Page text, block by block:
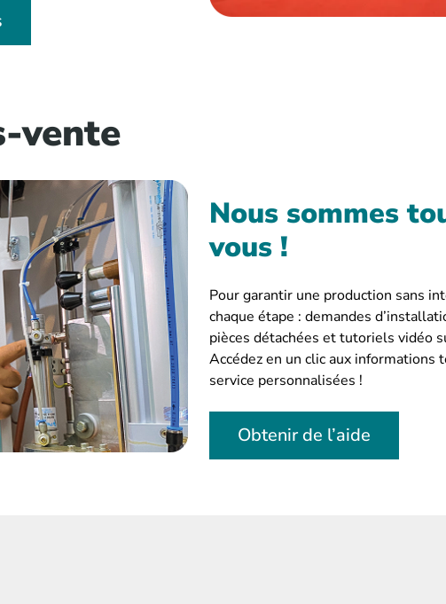
vente
Nous sommes
vous !
Pour garantir une production sans
chaque étape : demandes
pièces détachées et tutoriels vidéo
Accédez en un clic aux informations
service personnalisées !
Obtenir de l’aide